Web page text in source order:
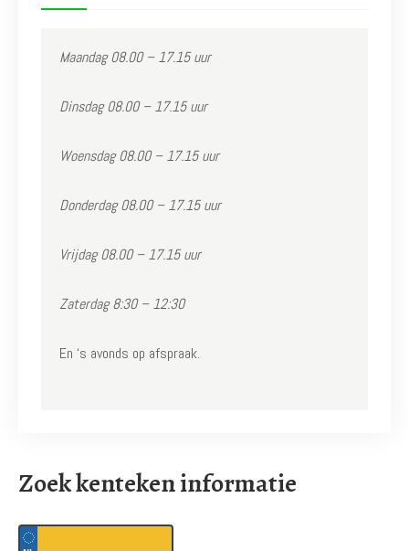
Maandag 08.00 – 17.15 uur
Dinsdag 08.00 – 17.15 uur
Woensdag 08.00 – 17.15 uur
Donderdag 08.00 – 17.15 uur
Vrijdag 08.00 – 17.15 uur
Zaterdag 8:30 – 12:30
En ‘s avonds op afspraak.
Zoek kenteken informatie